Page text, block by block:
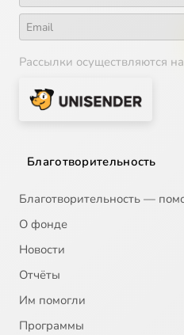
Рассылки осуществляются
Благотворительность
Благотворительность —
О фонде
Новости
Отчёты
Им помогли
Программы